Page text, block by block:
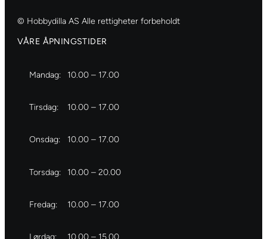
© Hobbydilla AS Alle rettigheter forbeholdt
VÅRE ÅPNINGSTIDER
Mandag: 10.00 – 17.00
Tirsdag: 10.00 – 17.00
Onsdag: 10.00 – 17.00
Torsdag: 10.00 – 20.00
Fredag: 10.00 – 17.00